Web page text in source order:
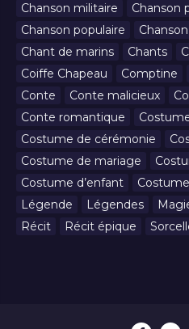
Chanson militaire
Chanson
Chanson populaire
Chant de marins
Chants
Coiffe Chapeau
Comptine
Conte
Conte malicieux
Conte romantique
Costume de cérémonie
Costume de mariage
Costume d’enfant
Légende
Légendes
Récit
Récit épique